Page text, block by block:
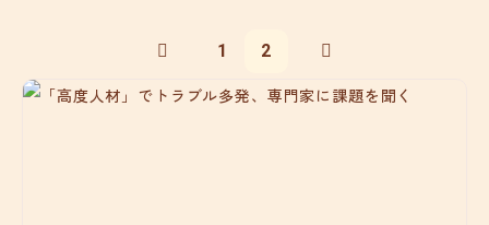
1 2